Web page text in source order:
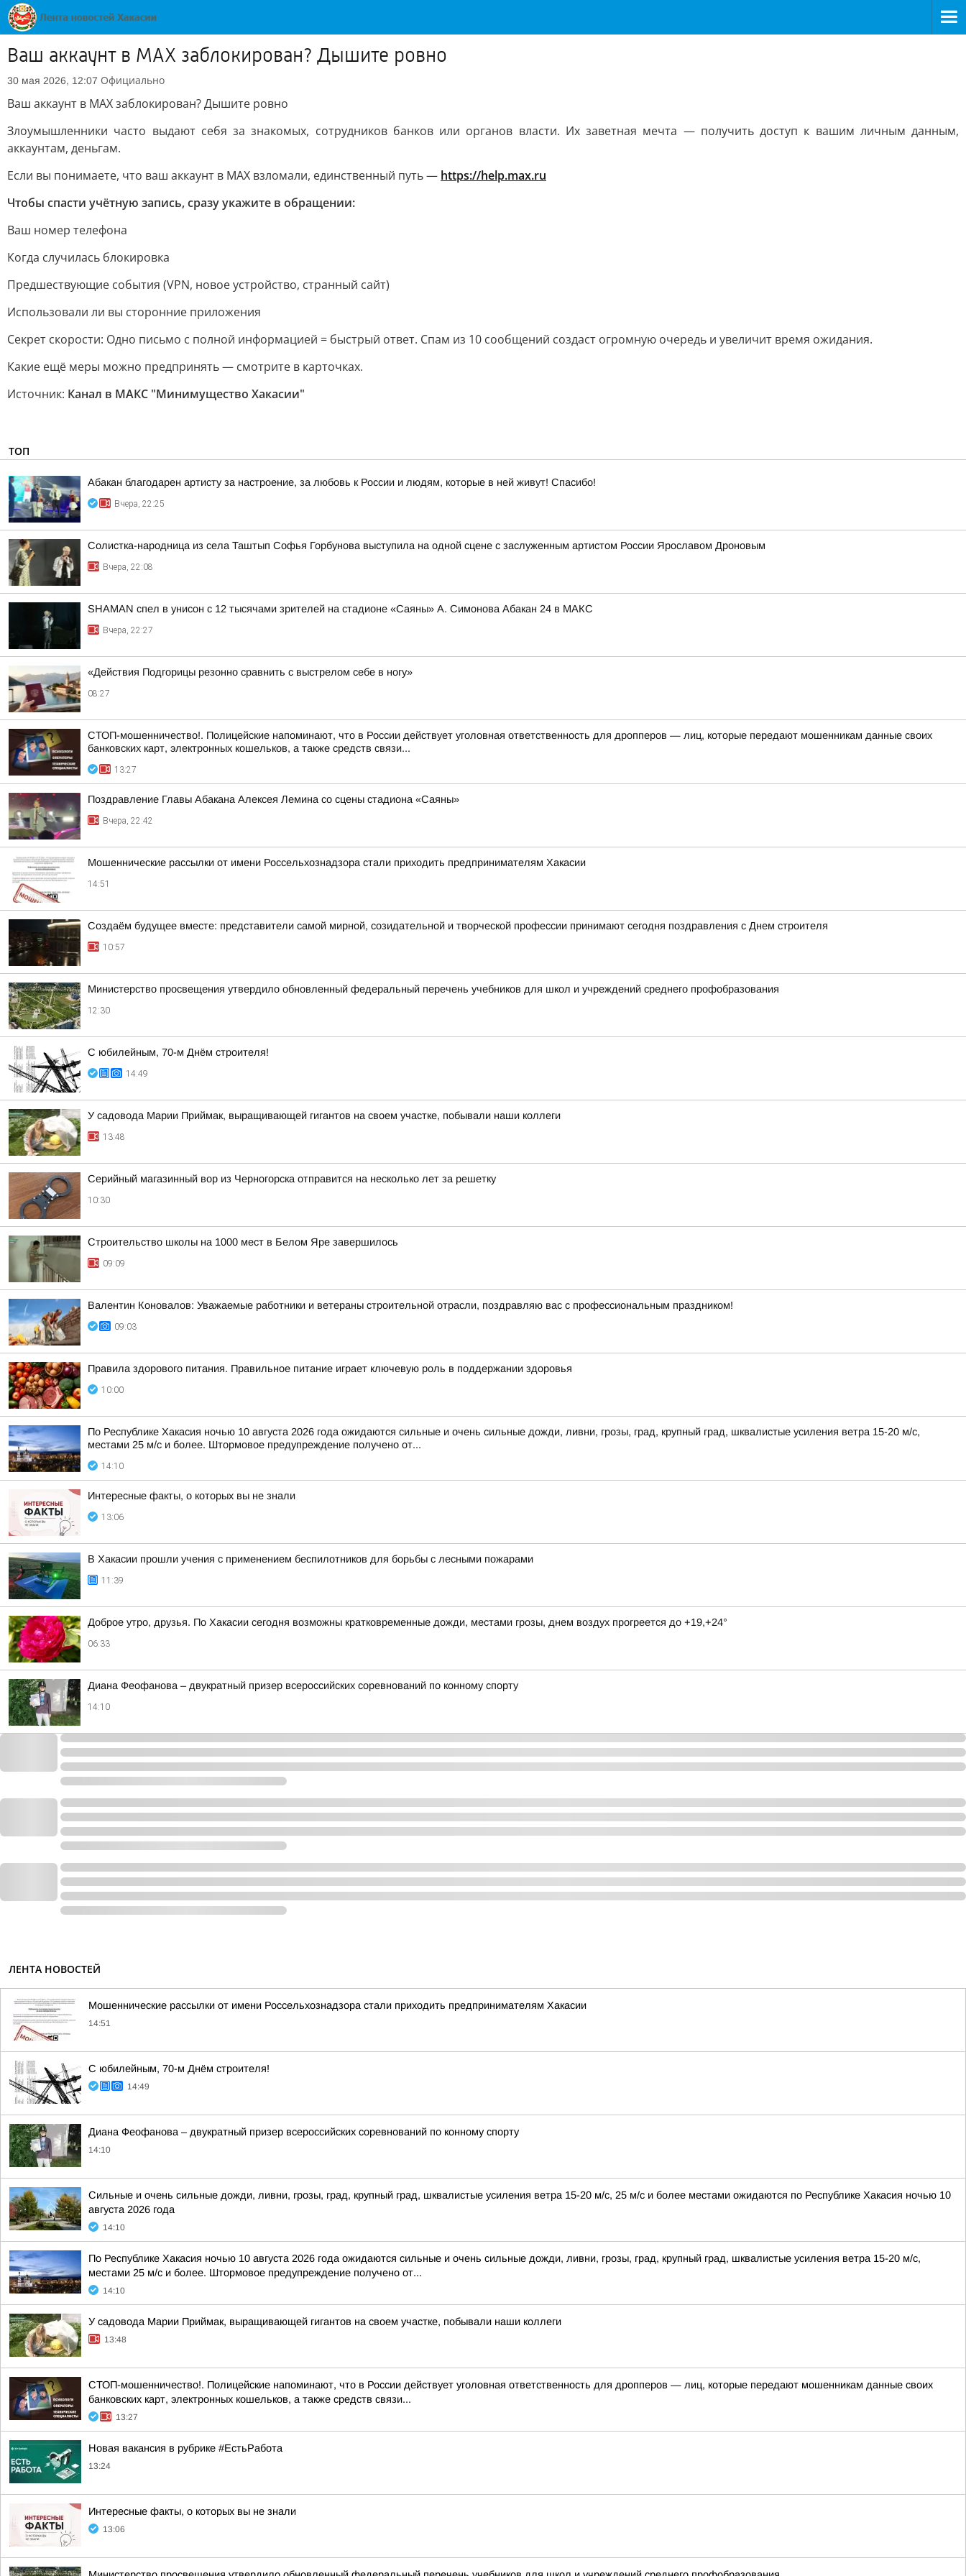
Ваш аккаунт в MAX заблокирован? Дышите ровно
30 мая 2026, 12:07 Официально
Ваш аккаунт в MAX заблокирован? Дышите ровно
Злоумышленники часто выдают себя за знакомых, сотрудников банков или органов власти. Их заветная мечта — получить доступ к вашим личным данным,
аккаунтам, деньгам.
Если вы понимаете, что ваш аккаунт в МАХ взломали, единственный путь — https://help.max.ru
Чтобы спасти учётную запись, сразу укажите в обращении:
Ваш номер телефона
Когда случилась блокировка
Предшествующие события (VPN, новое устройство, странный сайт)
Использовали ли вы сторонние приложения
Секрет скорости: Одно письмо с полной информацией = быстрый ответ. Спам из 10 сообщений создаст огромную очередь и увеличит время ожидания.
Какие ещё меры можно предпринять — смотрите в карточках.
Источник: Канал в МАКС "Минимущество Хакасии"
ТОП
Абакан благодарен артисту за настроение, за любовь к России и людям, которые в ней живут! Спасибо!
Вчера, 22:25
Солистка-народница из села Таштып Софья Горбунова выступила на одной сцене с заслуженным артистом России Ярославом Дроновым
Вчера, 22:08
SHAMAN спел в унисон с 12 тысячами зрителей на стадионе «Саяны» А. Симонова Абакан 24 в МАКС
Вчера, 22:27
«Действия Подгорицы резонно сравнить с выстрелом себе в ногу»
08:27
СТОП-мошенничество!. Полицейские напоминают, что в России действует уголовная ответственность для дропперов — лиц, которые передают мошенникам данные своих
банковских карт, электронных кошельков, а также средств связи...
13:27
Поздравление Главы Абакана Алексея Лемина со сцены стадиона «Саяны»
Вчера, 22:42
Мошеннические рассылки от имени Россельхознадзора стали приходить предпринимателям Хакасии
14:51
Создаём будущее вместе: представители самой мирной, созидательной и творческой профессии принимают сегодня поздравления с Днем строителя
10:57
Министерство просвещения утвердило обновленный федеральный перечень учебников для школ и учреждений среднего профобразования
12:30
С юбилейным, 70-м Днём строителя!
14:49
У садовода Марии Приймак, выращивающей гигантов на своем участке, побывали наши коллеги
13:48
Серийный магазинный вор из Черногорска отправится на несколько лет за решетку
10:30
Строительство школы на 1000 мест в Белом Яре завершилось
09:09
Валентин Коновалов: Уважаемые работники и ветераны строительной отрасли, поздравляю вас с профессиональным праздником!
09:03
Правила здорового питания. Правильное питание играет ключевую роль в поддержании здоровья
10:00
По Республике Хакасия ночью 10 августа 2026 года ожидаются сильные и очень сильные дожди, ливни, грозы, град, крупный град, шквалистые усиления ветра 15-20 м/с,
местами 25 м/с и более. Штормовое предупреждение получено от...
14:10
Интересные факты, о которых вы не знали
13:06
В Хакасии прошли учения с применением беспилотников для борьбы с лесными пожарами
11:39
Доброе утро, друзья. По Хакасии сегодня возможны кратковременные дожди, местами грозы, днем воздух прогреется до +19,+24°
06:33
Диана Феофанова – двукратный призер всероссийских соревнований по конному спорту
14:10
ЛЕНТА НОВОСТЕЙ
Мошеннические рассылки от имени Россельхознадзора стали приходить предпринимателям Хакасии
14:51
С юбилейным, 70-м Днём строителя!
14:49
Диана Феофанова – двукратный призер всероссийских соревнований по конному спорту
14:10
Сильные и очень сильные дожди, ливни, грозы, град, крупный град, шквалистые усиления ветра 15-20 м/с, 25 м/с и более местами ожидаются по Республике Хакасия ночью 10
августа 2026 года
14:10
По Республике Хакасия ночью 10 августа 2026 года ожидаются сильные и очень сильные дожди, ливни, грозы, град, крупный град, шквалистые усиления ветра 15-20 м/с,
местами 25 м/с и более. Штормовое предупреждение получено от...
14:10
У садовода Марии Приймак, выращивающей гигантов на своем участке, побывали наши коллеги
13:48
СТОП-мошенничество!. Полицейские напоминают, что в России действует уголовная ответственность для дропперов — лиц, которые передают мошенникам данные своих
банковских карт, электронных кошельков, а также средств связи...
13:27
Новая вакансия в рубрике #ЕстьРабота
13:24
Интересные факты, о которых вы не знали
13:06